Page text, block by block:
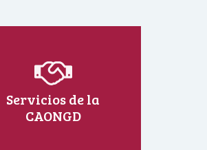
Servicios de la
CAONGD